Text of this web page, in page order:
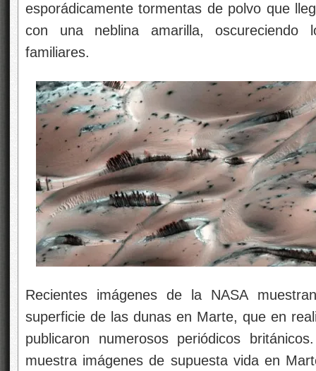
esporádicamente tormentas de polvo que
con una neblina amarilla, oscureciendo
familiares.
Recientes imágenes de la NASA
superficie de las dunas en Marte, que en
publicaron numerosos periódicos
muestra imágenes de supuesta vida en